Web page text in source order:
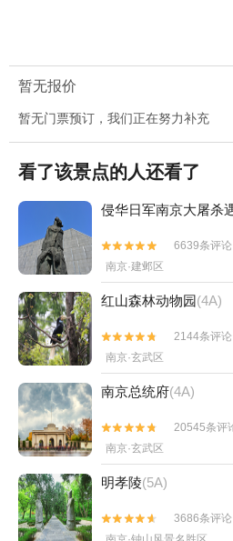
暂无报价
暂无门票预订，我们正在努力补充
看了该景点的人还看了


6639条评论
南京·建邺区
红山森林动物园(4A)


2144条评论
南京·玄武区
南京总统府(4A)


20545条评
南京·玄武区
明孝陵(5A)


3686条评论